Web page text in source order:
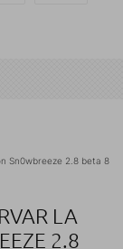
Sn0wbreeze 2.8 beta 8
LA
2.8